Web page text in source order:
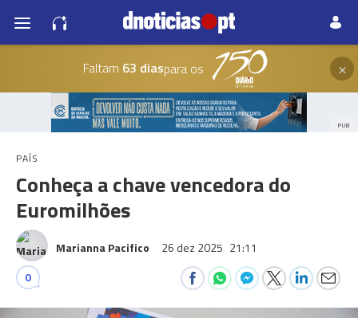
Faltam 63 diaspara os ×
PUB
PAÍS
Conheça a chave vencedora do
Euromilhões
Marianna Pacifico 26 dez 2025 21:11
0